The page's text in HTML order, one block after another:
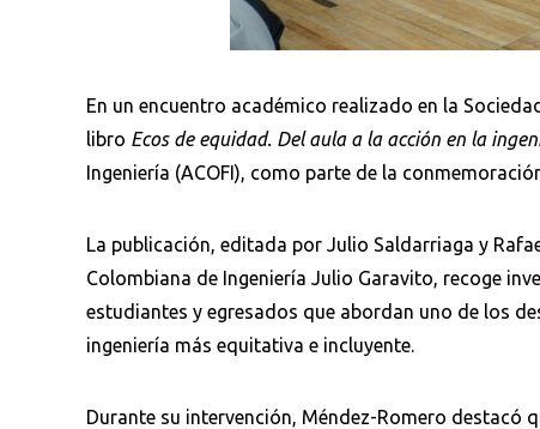
En un encuentro académico realizado en la
libro Ecos de equidad. Del aula a la acción en la
Ingeniería (ACOFI), como parte de la
La publicación, editada por Julio Saldarriaga y
Colombiana de Ingeniería Julio Garavito, recoge
estudiantes y egresados que abordan uno de los
ingeniería más equitativa e incluyente.
Durante su intervención, Méndez-Romero destacó